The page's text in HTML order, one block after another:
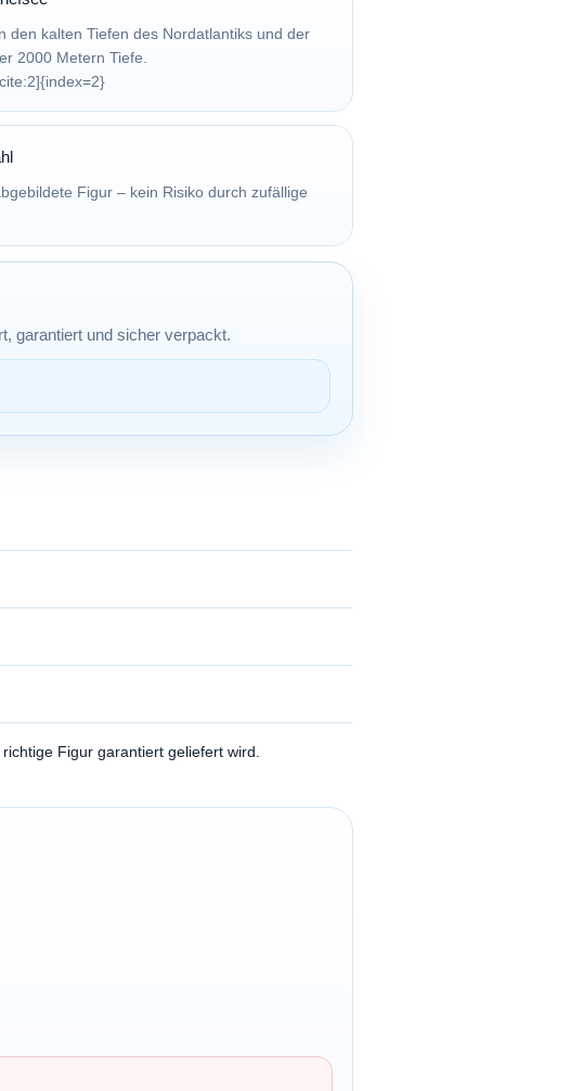
den kalten Tiefen des Nordatlantiks und der
2000 Metern Tiefe.
Figur – kein Risiko durch zufällige
garantiert und sicher verpackt.
Figur garantiert geliefert wird.